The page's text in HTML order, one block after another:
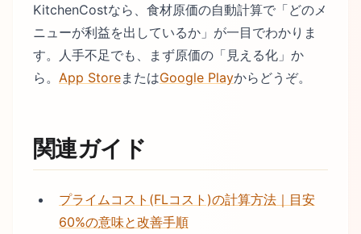
KitchenCostなら、食材原価の自動計算で「どのメ
ニューが利益を出しているか」が一目でわかりま
す。人手不足でも、まず原価の「見える化」か
ら。 App StoreまたはGoogle Playからどうぞ。
関連ガイド
プライムコスト(FLコスト)の計算方法｜目安
60%の意味と改善手順